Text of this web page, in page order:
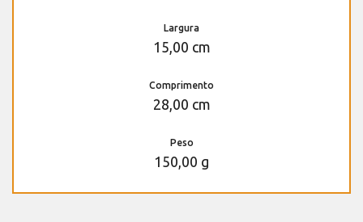
Largura
15,00 cm
Comprimento
28,00 cm
Peso
150,00 g